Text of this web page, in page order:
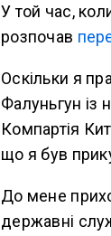
У той час,
розпочав
Оскільки я
Фалуньгун із
Компартія
що я був
До мене
державні